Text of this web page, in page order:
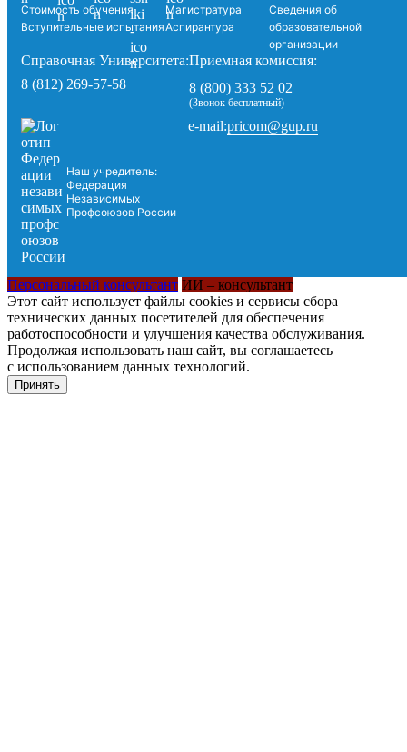
Стоимость обучения
Вступительные испытания
Магистратура
Аспирантура
Сведения об
образовательной
организации
Справочная Университета:
8 (812) 269-57-58
Приемная комиссия:
8 (800) 333 52 02
(Звонок бесплатный)
Наш учредитель:
Федерация
Независимых
Профсоюзов России
e-mail:pricom@gup.ru
Персональный консультант ИИ – консультант
Этот сайт использует файлы cookies и сервисы сбора
технических данных посетителей для обеспечения
работоспособности и улучшения качества обслуживания.
Продолжая использовать наш сайт, вы соглашаетесь
с использованием данных технологий.
Принять